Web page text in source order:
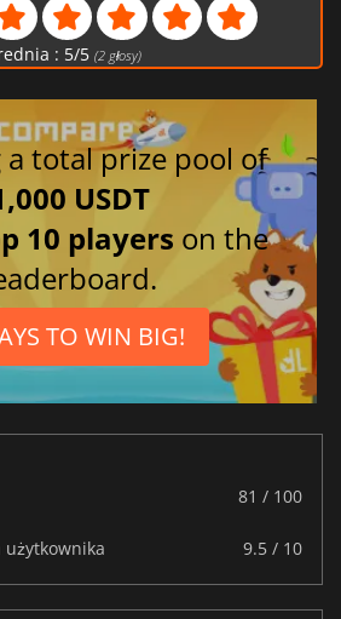
: 5/5 (2głosy)
total prize pool of
USDT
10 players on the
TO WIN BIG!
81 / 100
użytkownika 9.5 / 10